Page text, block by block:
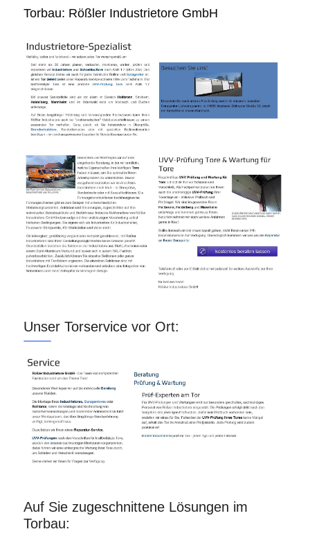
Torbau: Rößler Industrietore GmbH
Unser Torservice vor Ort:
Auf Sie zugeschnittene Lösungen im
Torbau: